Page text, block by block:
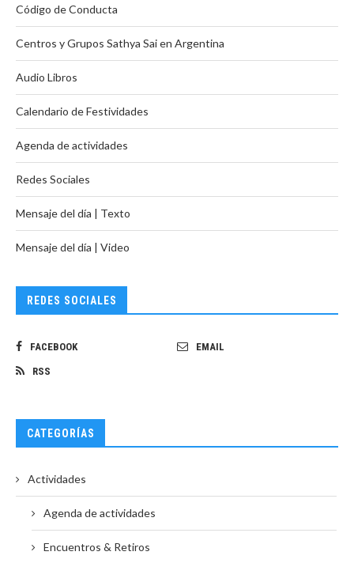
Código de Conducta
Centros y Grupos Sathya Sai en Argentina
Audio Libros
Calendario de Festividades
Agenda de actividades
Redes Sociales
Mensaje del día | Texto
Mensaje del día | Video
REDES SOCIALES
FACEBOOK EMAIL
RSS
CATEGORÍAS
Actividades
Agenda de actividades
Encuentros & Retiros